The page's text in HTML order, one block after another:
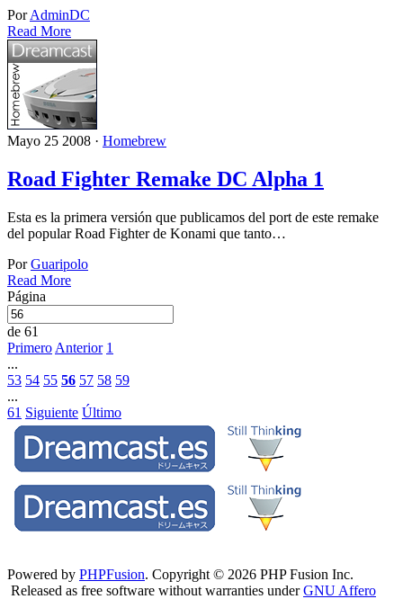
PorAdminDC
Read More
Mayo 25 2008 · Homebrew
Road Fighter Remake DC Alpha 1
Esta es la primera versión que publicamos del port de este remake
del popular Road Fighter de Konami que tanto…
PorGuaripolo
Read More
Página
de 61
Primero Anterior 1
...
53 54 55 56 57 58 59
...
61 Siguiente Último
Powered by PHPFusion. Copyright © 2026 PHP Fusion Inc.
Released as free software without warranties underGNU Affero